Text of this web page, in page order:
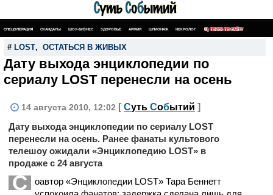
СПЕЦОПЕРАЦИЯ СКАНДАЛЫ ШОУ-БИЗНЕС ЗДОРОВЬЕ АРМИЯ ШПИОНАЖ НЕКРОЛОГ ПОИСК ПО САЙТУ
# LOST, ОСТАТЬСЯ В ЖИВЫХ
Дату выхода энциклопедии по
сериалу LOST перенесли на осень
14 августа 2010, 12:02 [ Суть Событий ]
Дату выхода энциклопедии по сериалу LOST
перенесли на осень. Ранее фанаты культового
телешоу ожидали «Энциклопедию LOST» в
продаже c 24 августа
С
оавтор «Энциклопедии LOST» Тара Беннетт